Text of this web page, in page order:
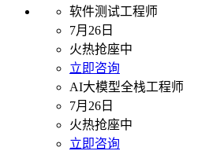
软件测试工程师
7月26日
火热抢座中
立即咨询
AI大模型全栈工程师
7月26日
火热抢座中
立即咨询